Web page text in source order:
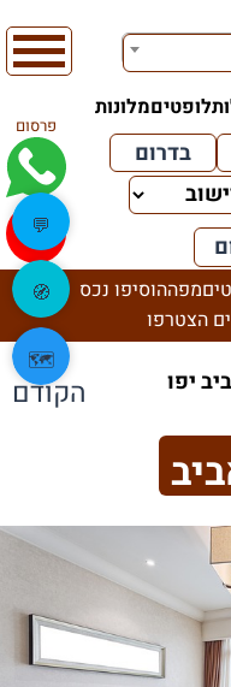
לופטיםמלונות
פרסום
בדרום
מפההוסיפו נכס
הצטרפו
הקודם
💬
🧭
🗺️